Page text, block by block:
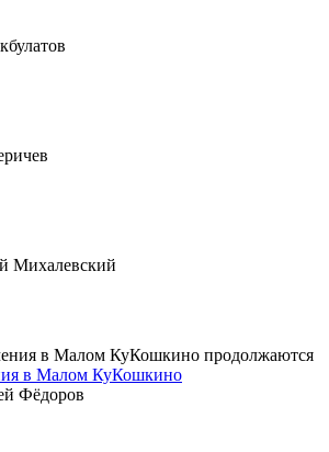
Михалевский
в Малом КуКошкино
Фёдоров